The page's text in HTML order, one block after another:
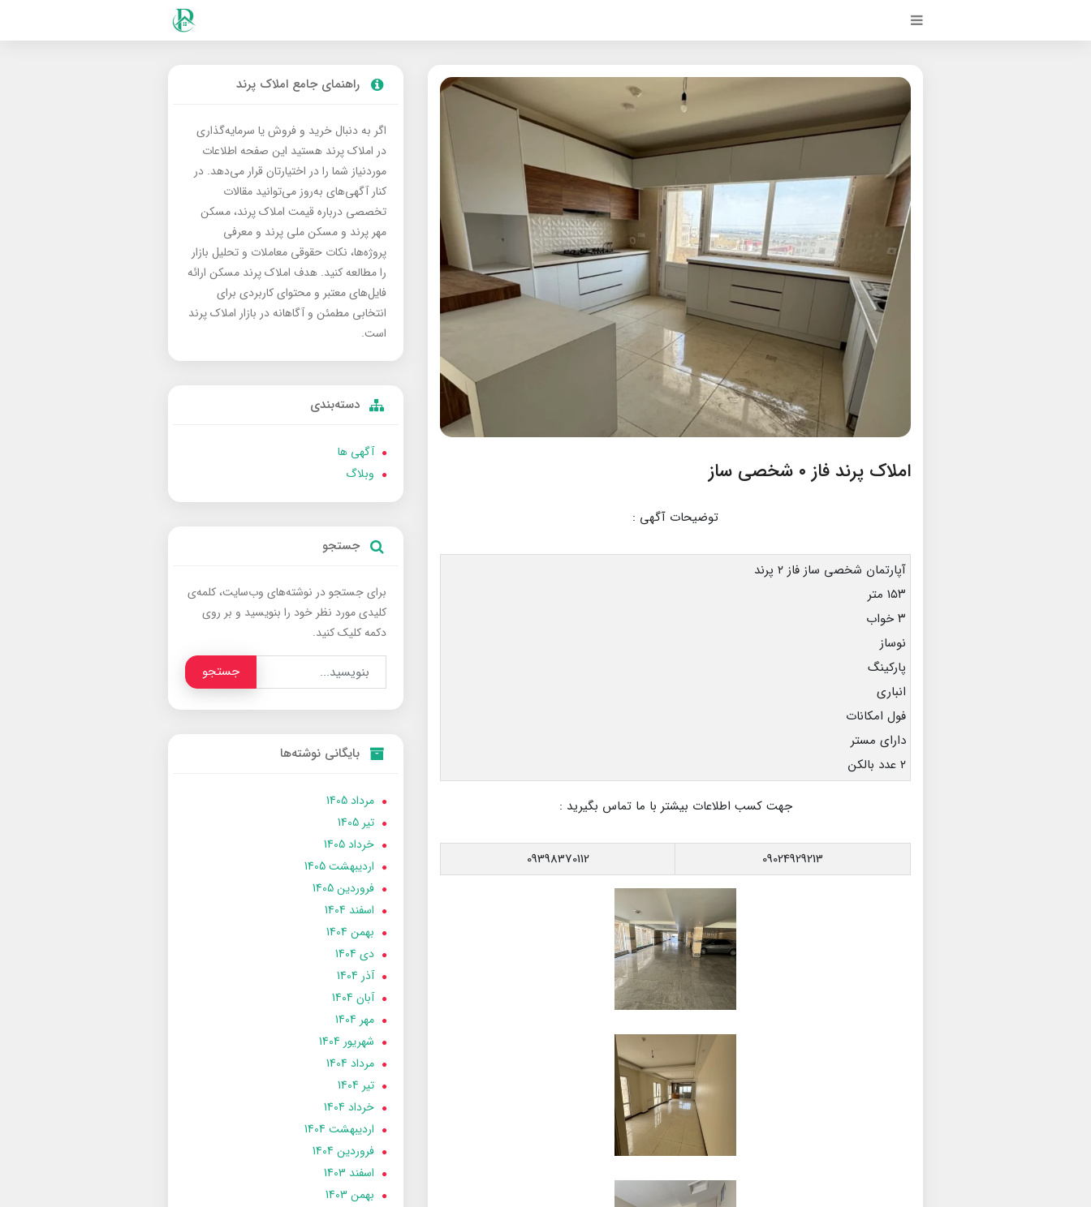
املاک پرند فاز ۰ شخصی ساز
توضیحات آگهی :
آپارتمان شخصی ساز فاز ۲ پرند
۱۵۳ متر
۳ خواب
نوساز
پارکینگ
انباری
فول امکانات
دارای مستر
۲ عدد بالکن
جهت کسب اطلاعات بیشتر با ما تماس بگیرید :
09024929213
09398370112
راهنمای جامع املاک پرند
اگر به دنبال خرید و فروش یا سرمایه‌گذاری
در املاک پرند هستید این صفحه اطلاعات
موردنیاز شما را در اختیارتان قرار می‌دهد. در
کنار آگهی‌های به‌روز می‌توانید مقالات
تخصصی درباره قیمت املاک پرند، مسکن
مهر پرند و مسکن ملی پرند و معرفی
پروژه‌ها، نکات حقوقی معاملات و تحلیل بازار
را مطالعه کنید. هدف املاک پرند مسکن ارائه
فایل‌های معتبر و محتوای کاربردی برای
انتخابی مطمئن و آگاهانه در بازار املاک پرند
است.
دسته‌بندی
آگهی ها
وبلاگ
جستجو
برای جستجو در نوشته‌های وب‌سایت، کلمه‌ی
کلیدی مورد نظر خود را بنویسید و بر روی
دکمه کلیک کنید.
جستجو
بایگانی نوشته‌ها
مرداد 1405
تير 1405
خرداد 1405
ارديبهشت 1405
فروردین 1405
اسفند 1404
بهمن 1404
دی 1404
آذر 1404
آبان 1404
مهر 1404
شهریور 1404
مرداد 1404
تير 1404
خرداد 1404
ارديبهشت 1404
فروردین 1404
اسفند 1403
بهمن 1403